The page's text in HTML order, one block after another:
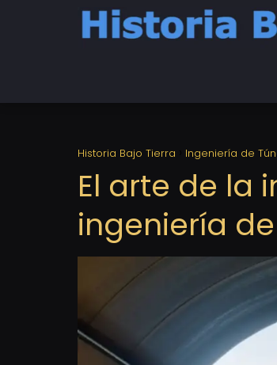
Historia Bajo Tierra Ingeniería de
El arte de la
ingeniería